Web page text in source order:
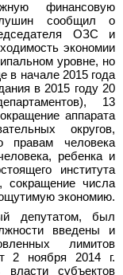
финансовую
сообщил о
ОЗС и
экономии
уровне, но
в начале 2015 года
в 2015 году 20
13
аппарата
округов,
правам человека
ребенка и
института
сокращение числа
экономию.
депутатом, был
введены и
лимитов
2 ноября 2014 г.
субъектов